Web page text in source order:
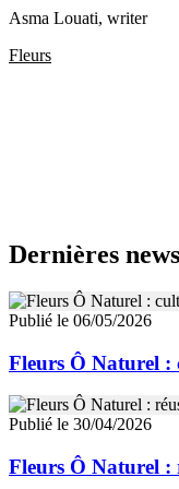
Asma Louati, writer
Fleurs
Dernières
Publié le 06/05/2026
Fleurs Ô Naturel :
Publié le 30/04/2026
Fleurs Ô Naturel :